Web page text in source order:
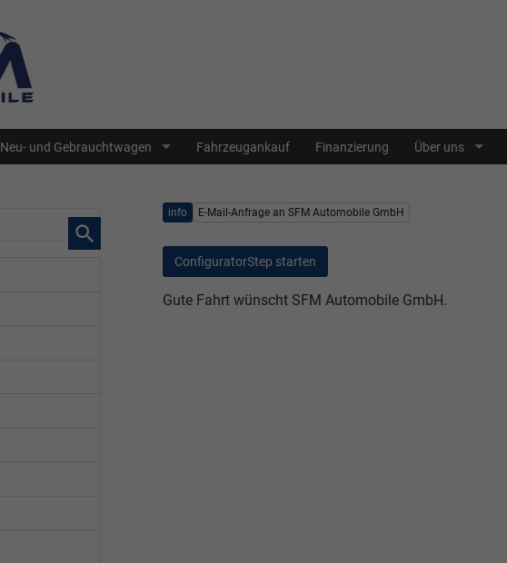
Neu- und Gebrauchtwagen Fahrzeugankauf Finanzierung Über uns
info E-Mail-Anfrage an SFM Automobile GmbH
ConfiguratorStep starten
Gute Fahrt wünscht SFM Automobile GmbH.